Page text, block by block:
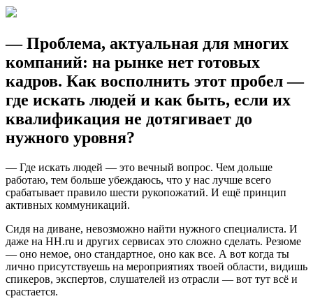
— Проблема, актуальная для многих
компаний: на рынке нет готовых
кадров. Как восполнить этот пробел —
где искать людей и как быть, если их
квалификация не дотягивает до
нужного уровня?
— Где искать людей — это вечный вопрос. Чем дольше
работаю, тем больше убеждаюсь, что у нас лучше всего
срабатывает правило шести рукопожатий. И ещё принцип
активных коммуникаций.
Сидя на диване, невозможно найти нужного специалиста. И
даже на HH.ru и других сервисах это сложно сделать. Резюме
— оно немое, оно стандартное, оно как все. А вот когда ты
лично присутствуешь на мероприятиях твоей области, видишь
спикеров, экспертов, слушателей из отрасли — вот тут всё и
срастается.